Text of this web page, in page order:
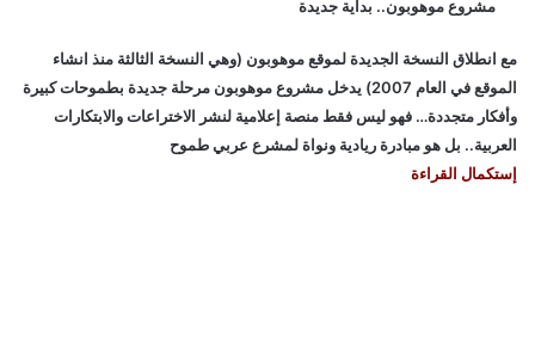
مشروع موهوبون.. بداية جديدة
مع انطلاق النسخة الجديدة لموقع موهوبون (وهي النسخة الثالثة منذ انشاء
الموقع في العام 2007) يدخل مشروع موهوبون مرحلة جديدة بطموحات كبيرة
وأفكار متجددة… فهو ليس فقط منصة إعلامية لنشر الاختراعات والابتكارات
العربية.. بل هو مبادرة ريادية ونواة لمشرع عربي طموح
إستكمال القراءة